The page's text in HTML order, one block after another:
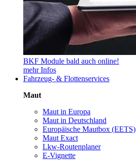
BKF Module bald auch online!
mehr Infos
Fahrzeug- & Flottenservices
Maut
Maut in Europa
Maut in Deutschland
Europäische Mautbox (EETS)
Maut Exact
Lkw-Routenplaner
E-Vignette